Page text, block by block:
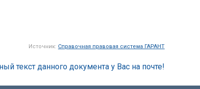
Источник: Справочная правовая система ГАРАНТ